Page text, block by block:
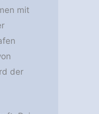
mit
der